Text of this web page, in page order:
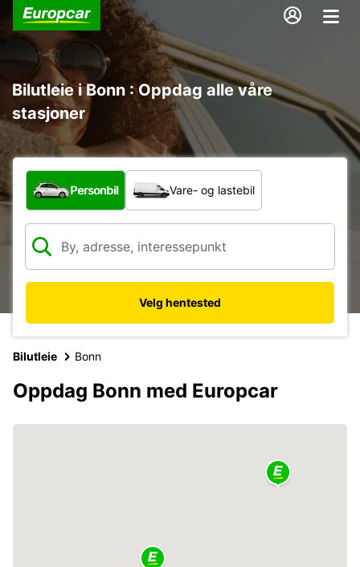
Bilutleie i Bonn : Oppdag alle våre
stasjoner
Hvilken type bil?
Personbil Vare- og lastebil
Velg hentested
Bilutleie Bonn
Oppdag Bonn med Europcar